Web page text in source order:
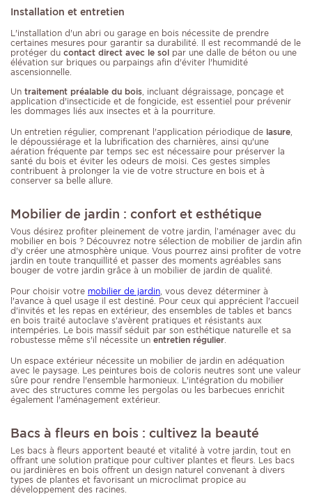
Installation et entretien
L'installation d'un abri ou garage en bois nécessite de prendre
certaines mesures pour garantir sa durabilité. Il est recommandé de le
protéger du contact direct avec le sol par une dalle de béton ou une
élévation sur briques ou parpaings afin d'éviter l'humidité
ascensionnelle.
Un traitement préalable du bois, incluant dégraissage, ponçage et
application d'insecticide et de fongicide, est essentiel pour prévenir
les dommages liés aux insectes et à la pourriture.
Un entretien régulier, comprenant l'application périodique de lasure,
le dépoussiérage et la lubrification des charnières, ainsi qu'une
aération fréquente par temps sec est nécessaire pour préserver la
santé du bois et éviter les odeurs de moisi. Ces gestes simples
contribuent à prolonger la vie de votre structure en bois et à
conserver sa belle allure.
Mobilier de jardin : confort et esthétique
Vous désirez profiter pleinement de votre jardin, l’aménager avec du
mobilier en bois ? Découvrez notre sélection de mobilier de jardin afin
d'y créer une atmosphère unique. Vous pourrez ainsi profiter de votre
jardin en toute tranquillité et passer des moments agréables sans
bouger de votre jardin grâce à un mobilier de jardin de qualité.
Pour choisir votre mobilier de jardin, vous devez déterminer à
l'avance à quel usage il est destiné. Pour ceux qui apprécient l'accueil
d'invités et les repas en extérieur, des ensembles de tables et bancs
en bois traité autoclave s'avèrent pratiques et résistants aux
intempéries. Le bois massif séduit par son esthétique naturelle et sa
robustesse même s'il nécessite un entretien régulier.
Un espace extérieur nécessite un mobilier de jardin en adéquation
avec le paysage. Les peintures bois de coloris neutres sont une valeur
sûre pour rendre l'ensemble harmonieux. L'intégration du mobilier
avec des structures comme les pergolas ou les barbecues enrichit
également l'aménagement extérieur.
Bacs à fleurs en bois : cultivez la beauté
Les bacs à fleurs apportent beauté et vitalité à votre jardin, tout en
offrant une solution pratique pour cultiver plantes et fleurs. Les bacs
ou jardinières en bois offrent un design naturel convenant à divers
types de plantes et favorisant un microclimat propice au
développement des racines.